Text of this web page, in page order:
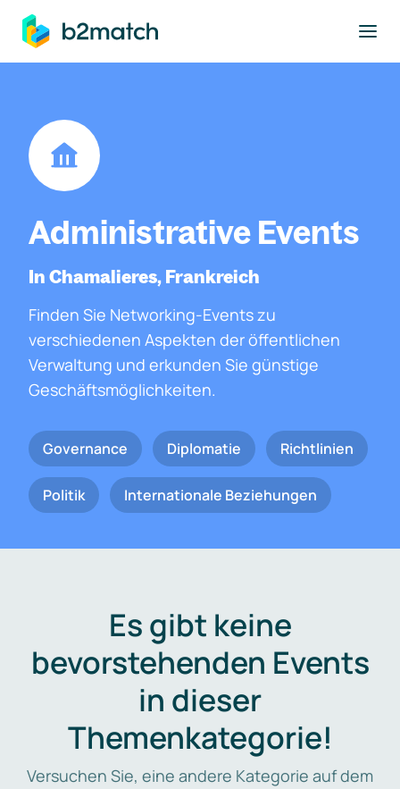
springen
Administrative Events
In Chamalieres, Frankreich
Finden Sie Networking-Events zu
verschiedenen Aspekten der öffentlichen
Verwaltung und erkunden Sie günstige
Geschäftsmöglichkeiten.
Governance Diplomatie Richtlinien
Politik Internationale Beziehungen
Es gibt keine
bevorstehenden Events
in dieser
Themenkategorie!
Versuchen Sie, eine andere Kategorie auf dem